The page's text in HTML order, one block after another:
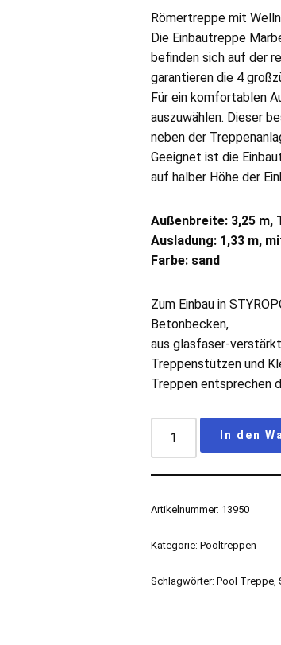
Römertreppe mit
Die Einbautreppe
befinden sich auf der
garantieren die 4
Für ein komfortablen
auszuwählen. Dieser
neben der
Geeignet ist die
auf halber Höhe der
Außenbreite: 3,25 m,
Ausladung: 1,33 m,
Farbe: sand
Zum Einbau in
Betonbecken,
aus glasfaser-
Treppenstützen und
Treppen entsprechen
In den
Artikelnummer: 13950
Kategorie:Pooltreppen
Schlagwörter:Pool Treppe,